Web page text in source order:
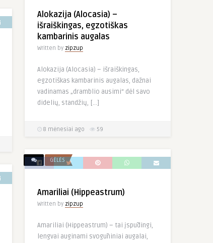
Alokazija (Alocasia) –
išraiškingas, egzotiškas
kambarinis augalas
Written by zipzup
Alokazija (Alocasia) – išraiškingas,
egzotiškas kambarinis augalas, dažnai
vadinamas „dramblio ausimi“ dėl savo
didelių, standžių, […]
8 mėnesiai ago 59
GĖLĖS
Amariliai (Hippeastrum)
Written by zipzup
Amariliai (Hippeastrum) – tai įspūdingi,
lengvai auginami svogūniniai augalai,